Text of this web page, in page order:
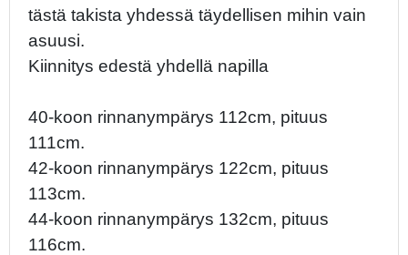
tästä takista yhdessä täydellisen mihin vain
asuusi.
Kiinnitys edestä yhdellä napilla
40-koon rinnanympärys 112cm, pituus
111cm.
42-koon rinnanympärys 122cm, pituus
113cm.
44-koon rinnanympärys 132cm, pituus
116cm.